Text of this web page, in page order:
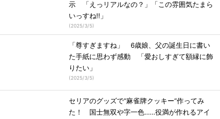
示 「えっリアルなの？」「この雰囲気たまら
いっすね!!」
(2025/3/5)
「尊すぎますね」 6歳娘、父の誕生日に書い
た手紙に思わず感動 「愛おしすぎて額縁に飾
りたい」
(2025/3/5)
セリアのグッズで“麻雀牌クッキー”作ってみ
た！ 国士無双や字一色……役満が作れるアイ